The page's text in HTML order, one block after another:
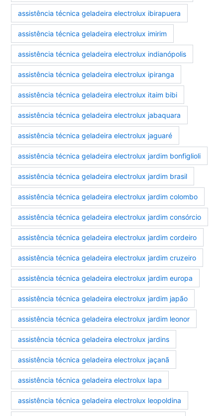
assistência técnica geladeira electrolux ibirapuera
assistência técnica geladeira electrolux imirim
assistência técnica geladeira electrolux indianópolis
assistência técnica geladeira electrolux ipiranga
assistência técnica geladeira electrolux itaim bibi
assistência técnica geladeira electrolux jabaquara
assistência técnica geladeira electrolux jaguaré
assistência técnica geladeira electrolux jardim bonfiglioli
assistência técnica geladeira electrolux jardim brasil
assistência técnica geladeira electrolux jardim colombo
assistência técnica geladeira electrolux jardim consórcio
assistência técnica geladeira electrolux jardim cordeiro
assistência técnica geladeira electrolux jardim cruzeiro
assistência técnica geladeira electrolux jardim europa
assistência técnica geladeira electrolux jardim japão
assistência técnica geladeira electrolux jardim leonor
assistência técnica geladeira electrolux jardins
assistência técnica geladeira electrolux jaçanã
assistência técnica geladeira electrolux lapa
assistência técnica geladeira electrolux leopoldina